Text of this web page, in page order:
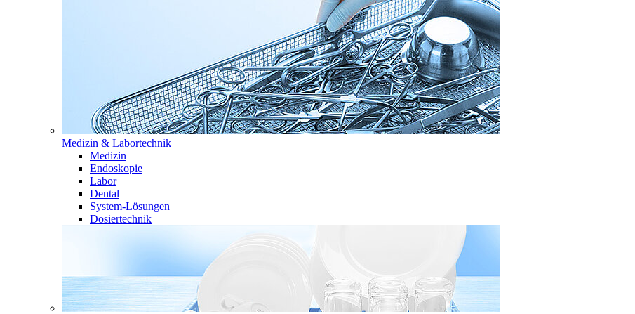
Medizin & Labortechnik
Medizin
Endoskopie
Labor
Dental
System-Lösungen
Dosiertechnik